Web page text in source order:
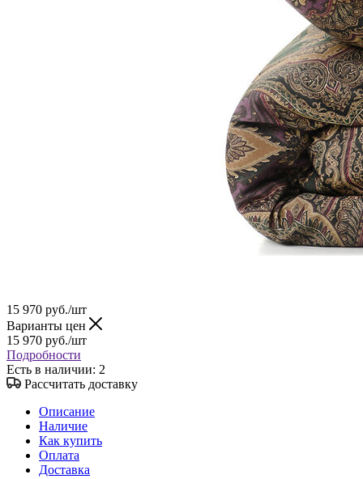
15 970 руб./шт
Варианты цен
15 970 руб./шт
Подробности
Есть в наличии: 2
Рассчитать доставку
Описание
Наличие
Как купить
Оплата
Доставка